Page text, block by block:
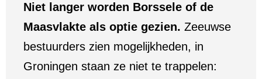
Niet langer worden Borssele of de
Maasvlakte als optie gezien. Zeeuwse
bestuurders zien mogelijkheden, in
Groningen staan ze niet te trappelen: